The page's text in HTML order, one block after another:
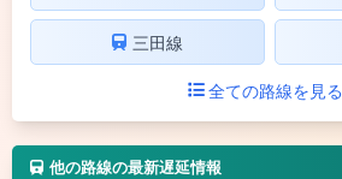
三田線
全ての路線を見る
他の路線の最新遅延情報